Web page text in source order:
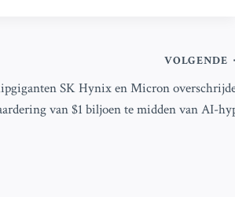
VOLGENDE
SK Hynix en Micron
van $1 biljoen te midden van AI-